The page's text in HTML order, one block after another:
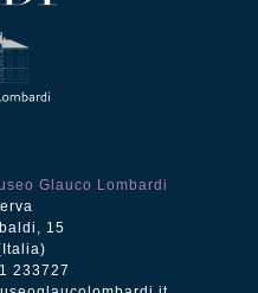
Glauco Lombardi
15
233727